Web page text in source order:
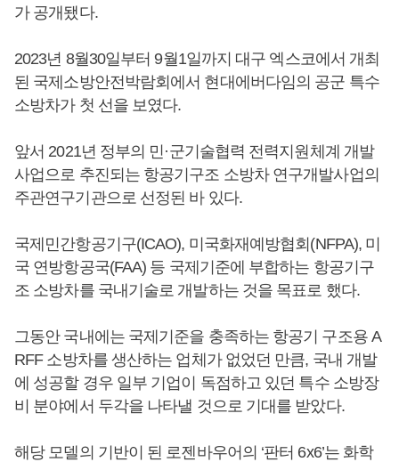
가 공개됐다.
2023년 8월30일부터 9월1일까지 대구 엑스코에서 개최
된 국제소방안전박람회에서 현대에버다임의 공군 특수
소방차가 첫 선을 보였다.
앞서 2021년 정부의 민·군기술협력 전력지원체계 개발
사업으로 추진되는 항공기구조 소방차 연구개발사업의
주관연구기관으로 선정된 바 있다.
국제민간항공기구(ICAO), 미국화재예방협회(NFPA), 미
국 연방항공국(FAA) 등 국제기준에 부합하는 항공기구
조 소방차를 국내기술로 개발하는 것을 목표로 했다.
그동안 국내에는 국제기준을 충족하는 항공기 구조용 A
RFF 소방차를 생산하는 업체가 없었던 만큼, 국내 개발
에 성공할 경우 일부 기업이 독점하고 있던 특수 소방장
비 분야에서 두각을 나타낼 것으로 기대를 받았다.
해당 모델의 기반이 된 로젠바우어의 ‘판터 6x6’는 화학